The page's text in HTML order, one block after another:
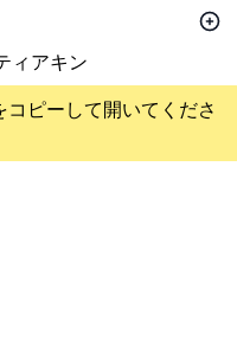
ィアキン
ピーして開いてくださ